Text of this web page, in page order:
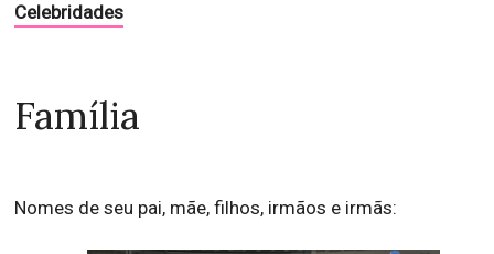
Celebridades
Família
Nomes de seu pai, mãe, filhos, irmãos e irmãs: